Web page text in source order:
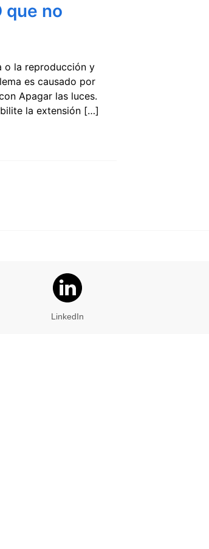
que no
o la reproducción y
es causado por
Apagar las luces.
la extensión […]
LinkedIn